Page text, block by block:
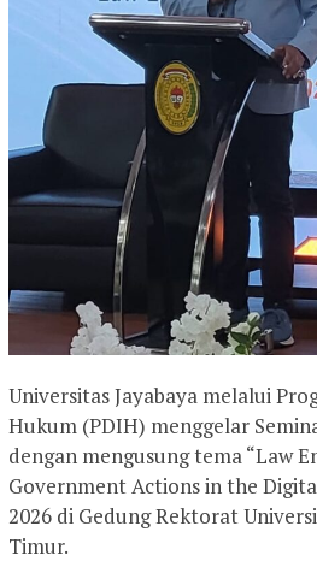
Universitas Jayabaya melalui
Hukum (PDIH) menggelar
dengan mengusung tema “Law
Government Actions in the
2026 di Gedung Rektorat
Timur.